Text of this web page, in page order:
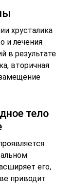
хрусталика
и лечения
в результате
вторичная
тело
его,
приводит